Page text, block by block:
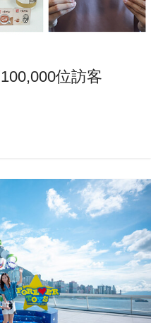
位訪客